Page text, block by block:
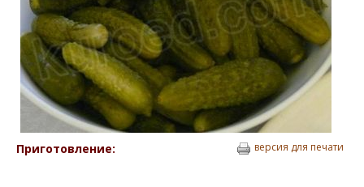
Приготовление: версия для печати